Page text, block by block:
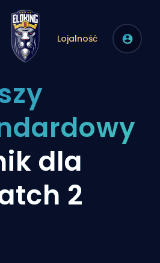
Lojalność
dla
2